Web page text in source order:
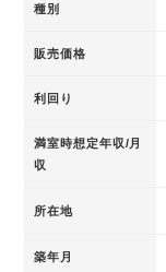
種別
販売価格
利回り
満室時想定年収/月
収
所在地
築年月